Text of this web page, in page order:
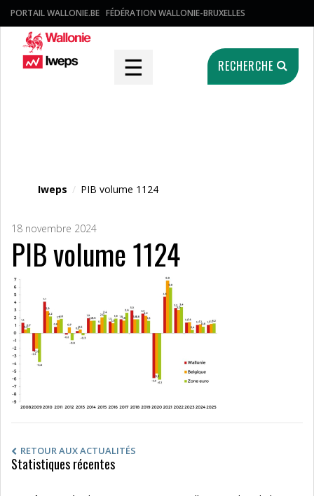
PORTAIL WALLONIE.BE FÉDÉRATION WALLONIE-BRUXELLES
☰ RECHERCHE
Iweps / PIB volume 1124
18 novembre 2024
PIB volume 1124
RETOUR AUX ACTUALITÉS
Statistiques récentes